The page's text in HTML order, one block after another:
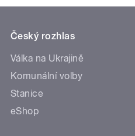
Český rozhlas
Válka na Ukrajině
Komunální volby
Stanice
eShop